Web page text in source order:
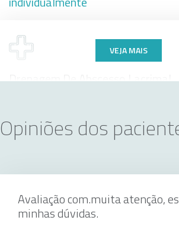
Drenagem De Abscesso Lacrimal
individualmente
Paquimetria
VEJA MAIS
Opiniões dos
Avaliação com.muita atenção,
minhas dúvidas.